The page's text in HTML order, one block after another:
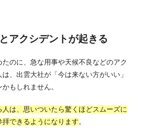
アクシデントが起きる
のに、急な用事や天候不良などのアク
、出雲大社が「今は来ない方がいい」
もしれません。
は、思いついたら驚くほどスムーズに
できるようになります。